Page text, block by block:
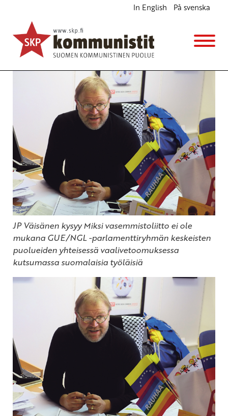
In English På svenska
Työväenluokan vahvin ase on yhtenäisyys
Ajankohtaista
7.5.2014 - 13:53
SKP
JP Väisänen kysyy Miksi vasemmistoliitto ei ole
mukana GUE/NGL -parlamenttiryhmän keskeisten
puolueiden yhteisessä vaalivetoomuksessa
kutsumassa suomalaisia työläisiä